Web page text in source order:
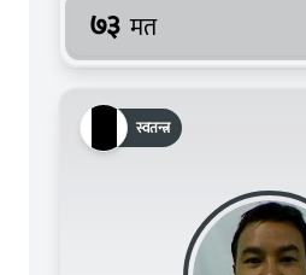
७३ मत
स्वतन्त्र